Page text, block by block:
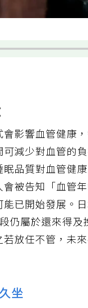
影響血管健康
減少對血管的
品質對血管健
被告知「血管
已開始發展。
仍屬於還來得
放任不管，未
坐